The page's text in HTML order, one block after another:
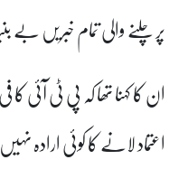
پر چلنے والی تمام خبریں بے
ان کا کہنا تھا کہ پی ٹی
اعتماد لانے کا کوئی ارادہ